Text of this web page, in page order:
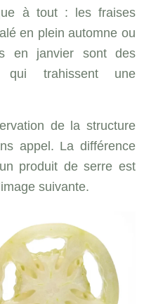
à tout : les fraises
en plein automne ou
en janvier sont des
qui trahissent une
de la structure
appel. La différence
produit de serre est
suivante.